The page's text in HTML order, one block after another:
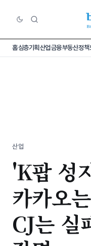
홈심층기획산업금융부동산정책
산업
'K팝 성
카카오
CJ는 실